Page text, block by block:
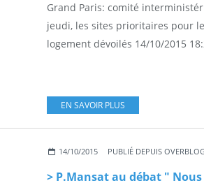
Grand Paris: comité
jeudi, les sites prioritaires pour le
logement dévoilés 14/10/2015
EN SAVOIR PLUS
14/10/2015 PUBLIÉ DEPUIS